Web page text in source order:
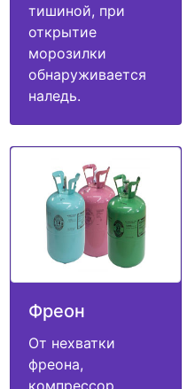
тишиной, при
открытие
морозилки
обнаруживается
наледь.
Фреон
От нехватки
фреона,
компрессор